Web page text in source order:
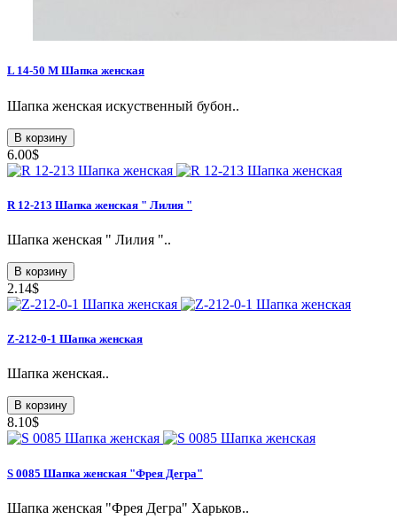
L 14-50 M Шапка женская
Шапка женская искуственный бубон..
В корзину
6.00$
R 12-213 Шапка женская " Лилия "
Шапка женская " Лилия "..
В корзину
2.14$
Z-212-0-1 Шапка женская
Шапка женская..
В корзину
8.10$
S 0085 Шапка женская "Фрея Дегра"
Шапка женская "Фрея Дегра" Харьков..